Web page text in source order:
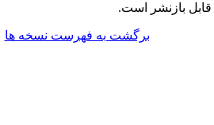
قابل بازنشر است.
برگشت به فهرست نسخه ها